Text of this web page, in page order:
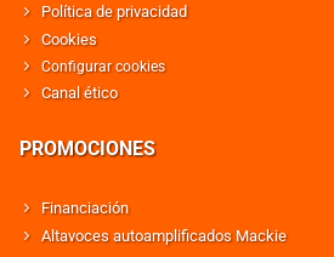
Política de privacidad
Cookies
Configurar cookies
Canal ético
PROMOCIONES
Financiación
Altavoces autoamplificados Mackie